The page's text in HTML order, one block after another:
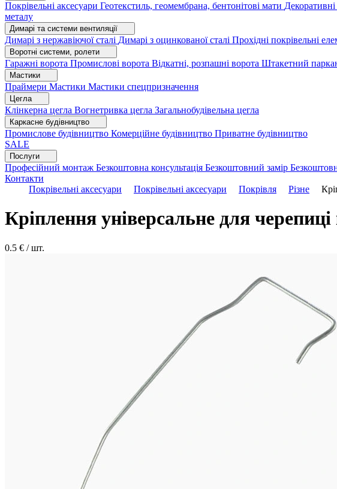
Покрівельні аксесуари Геотекстиль, геомембрана, бентонітові мати Декоративні
металу
Димарі та системи вентиляції
Димарі з нержавіючої сталі Димарі з оцинкованої сталі Прохідні покрівельні
Воротні системи, ролети
Гаражні ворота Промислові ворота Відкатні, розпашні ворота Штакетний
Мастики
Праймери Мастики Мастики спецпризначення
Цегла
Клінкерна цегла Вогнетривка цегла Загальнобудівельна цегла
Каркасне будівництво
Промислове будівництво Комерційне будівництво Приватне будівництво
SALE
Послуги
Професійний монтаж Безкоштовна консультація Безкоштовний замір
Контакти
Покрівельні аксесуари
Покрівельні аксесуари Покрівля Різне
Кріплення універсальне для
0.5 € / шт.